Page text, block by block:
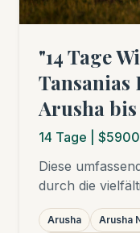
"14 Tage
Arusha
14 Tage |
Diese
durch die
Nordtansanias
Nationalpark
Arusha
Arusha